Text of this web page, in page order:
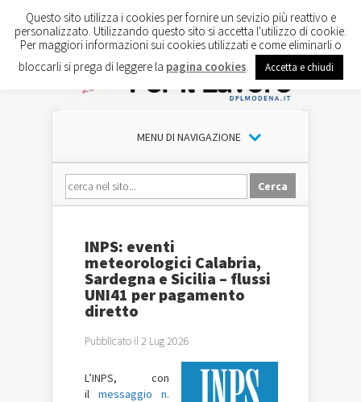
MENU DI NAVIGAZIONE
INPS: eventi
meteorologici Calabria,
Sardegna e Sicilia – flussi
UNI41 per pagamento
diretto
Pubblicato il 2 Lug 2026
L’INPS, con
il messaggio n.
Questo sito utilizza i cookies per fornire un sevizio più reattivo e
personalizzato. Utilizzando questo sito si accetta l'utilizzo di cookie.
Per maggiori informazioni sui cookies utilizzati e come eliminarli o
bloccarli si prega di leggere la pagina cookies Accetta e chiudi